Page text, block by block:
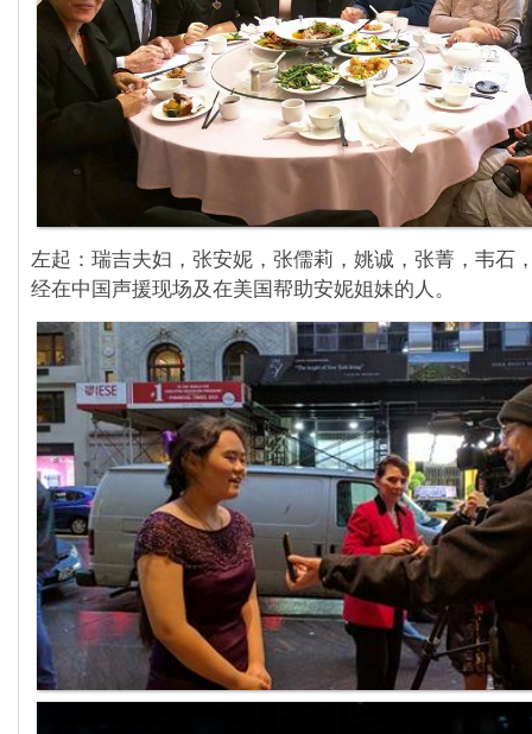
左起：瑞吉夫妇，张安妮，张儒莉，姚诚，张菁，韦石
经在中国声援现场及在美国帮助安妮姐妹的人。